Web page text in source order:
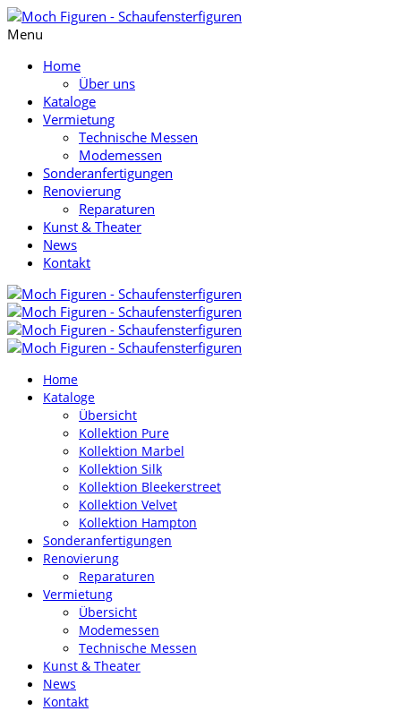
Menu
Home
Über uns
Kataloge
Vermietung
Technische Messen
Modemessen
Sonderanfertigungen
Renovierung
Reparaturen
Kunst & Theater
News
Kontakt
Home
Kataloge
Übersicht
Kollektion Pure
Kollektion Marbel
Kollektion Silk
Kollektion Bleekerstreet
Kollektion Velvet
Kollektion Hampton
Sonderanfertigungen
Renovierung
Reparaturen
Vermietung
Übersicht
Modemessen
Technische Messen
Kunst & Theater
News
Kontakt